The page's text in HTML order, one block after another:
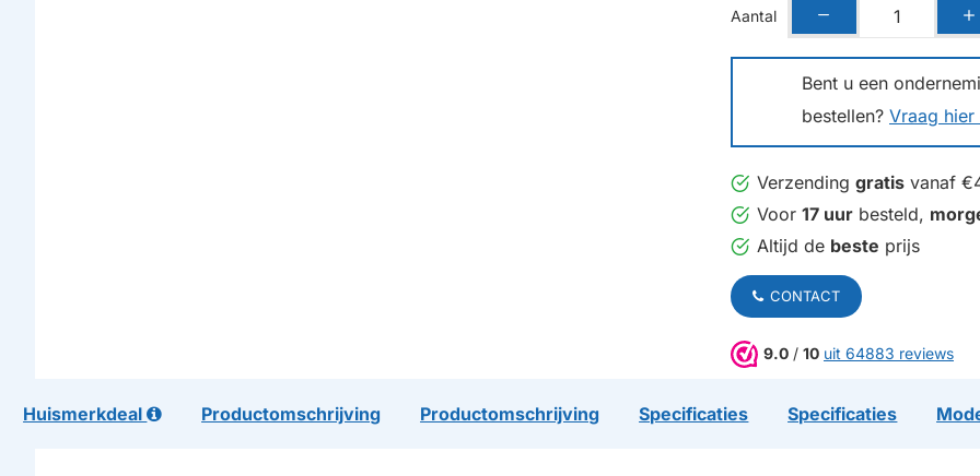
Bent u een
bestellen? Vraag
Aantal
Verzending gratis vanaf
Voor 17 uur besteld,
Altijd de beste prijs
CONTACT
9.0 / 10 uit 64883 reviews
Huismerkdeal Productomschrijving Productomschrijving Specificaties Specificaties